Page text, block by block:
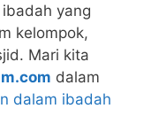
yang
kelompok,
Mari kita
dalam
dalam ibadah